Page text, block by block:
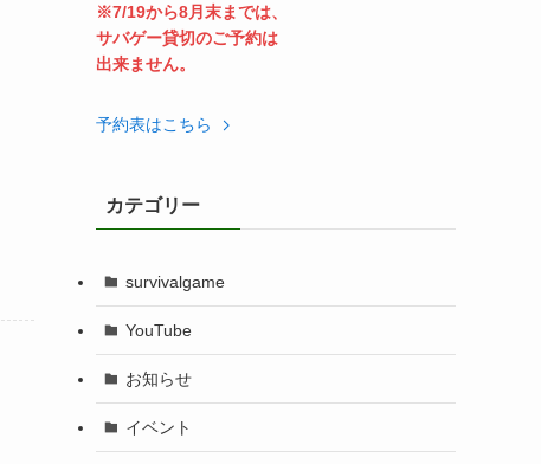
※7/19から8月末までは、
サバゲー貸切のご予約は
出来ません。
予約表はこちら
カテゴリー
survivalgame
YouTube
お知らせ
イベント